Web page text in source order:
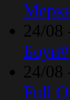
24/08
Боуи#
24/08
Full